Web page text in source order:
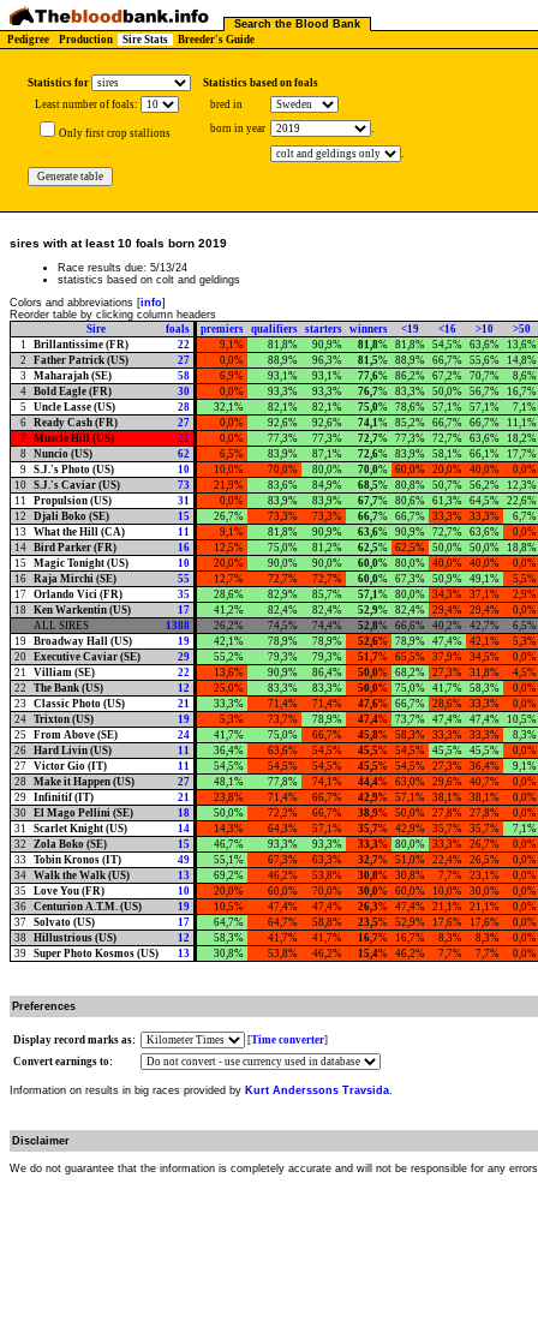
Search the Blood Bank
Pedigree
Production Sire Stats Breeder's Guide
Statistics for
Statistics based on foals
Least number of foals:
bred in
Only first crop stallions born in year .
.
sires with at least 10 foals born 2019
Race results due: 5/13/24
statistics based on colt and geldings
Colors and abbreviations [info]
Reorder table by clicking column headers
Sire
foals premiers qualifiers starters winners <19 <16 >10
>50
1
Brillantissime (FR) 22 9,1% 81,8% 90,9% 81,8% 81,8% 54,5% 63,6%
13,6%
2
Father Patrick (US) 27 0,0% 88,9% 96,3% 81,5% 88,9% 66,7% 55,6%
14,8%
3
Maharajah (SE) 58 6,9% 93,1% 93,1% 77,6% 86,2% 67,2% 70,7%
8,6%
4 Bold Eagle (FR) 30 0,0% 93,3% 93,3% 76,7% 83,3% 50,0% 56,7%
16,7%
5
Uncle Lasse (US) 28 32,1% 82,1% 82,1% 75,0% 78,6% 57,1% 57,1%
7,1%
6 Ready Cash (FR) 27 0,0% 92,6% 92,6% 74,1% 85,2% 66,7% 66,7%
11,1%
7 Muscle Hill (US) 22 0,0% 77,3% 77,3% 72,7% 77,3% 72,7% 63,6%
18,2%
8
Nuncio (US) 62 6,5% 83,9% 87,1% 72,6% 83,9% 58,1% 66,1%
17,7%
9 S.J.'s Photo (US) 10 10,0% 70,0% 80,0% 70,0% 60,0% 20,0% 40,0%
0,0%
10 S.J.'s Caviar (US) 73 21,9% 83,6% 84,9% 68,5% 80,8% 50,7% 56,2%
12,3%
11
Propulsion (US) 31 0,0% 83,9% 83,9% 67,7% 80,6% 61,3% 64,5% 22,6%
12
Djali Boko (SE) 15 26,7% 73,3% 73,3% 66,7% 66,7% 33,3% 33,3%
6,7%
13
What the Hill (CA) 11 9,1% 81,8% 90,9% 63,6% 90,9% 72,7% 63,6%
0,0%
14 Bird Parker (FR) 16 12,5% 75,0% 81,2% 62,5% 62,5% 50,0% 50,0%
18,8%
15
Magic Tonight (US) 10 20,0% 90,0% 90,0% 60,0% 80,0% 40,0% 40,0%
0,0%
16 Raja Mirchi (SE) 55 12,7% 72,7% 72,7% 60,0% 67,3% 50,9% 49,1%
5,5%
17 Orlando Vici (FR) 35 28,6% 82,9% 85,7% 57,1% 80,0% 34,3% 37,1%
2,9%
18
Ken Warkentin (US) 17 41,2% 82,4% 82,4% 52,9% 82,4% 29,4% 29,4%
0,0%
ALL SIRES
1388 26,2% 74,5% 74,4% 52,8% 66,6% 40,2% 42,7%
6,5%
19 Broadway Hall (US) 19 42,1% 78,9% 78,9% 52,6% 78,9% 47,4% 42,1%
5,3%
20 Executive Caviar (SE) 29 55,2% 79,3% 79,3% 51,7% 65,5% 37,9% 34,5%
0,0%
21
Villiam (SE) 22 13,6% 90,9% 86,4% 50,0% 68,2% 27,3% 31,8%
4,5%
22
The Bank (US) 12 25,0% 83,3% 83,3% 50,0% 75,0% 41,7% 58,3%
0,0%
23
Classic Photo (US) 21 33,3% 71,4% 71,4% 47,6% 66,7% 28,6% 33,3%
0,0%
24 Trixton (US) 19 5,3% 73,7% 78,9% 47,4% 73,7% 47,4% 47,4%
10,5%
25
From Above (SE) 24 41,7% 75,0% 66,7% 45,8% 58,3% 33,3% 33,3%
8,3%
26 Hard Livin (US) 11 36,4% 63,6% 54,5% 45,5% 54,5% 45,5% 45,5%
0,0%
27 Victor Gio (IT) 11 54,5% 54,5% 54,5% 45,5% 54,5% 27,3% 36,4%
9,1%
28
Make it Happen (US) 27 48,1% 77,8% 74,1% 44,4% 63,0% 29,6% 40,7%
0,0%
29 Infinitif (IT) 21 23,8% 71,4% 66,7% 42,9% 57,1% 38,1% 38,1%
0,0%
30 El Mago Pellini (SE) 18 50,0% 72,2% 66,7% 38,9% 50,0% 27,8% 27,8%
0,0%
31
Scarlet Knight (US) 14 14,3% 64,3% 57,1% 35,7% 42,9% 35,7% 35,7%
7,1%
32
Zola Boko (SE) 15 46,7% 93,3% 93,3% 33,3% 80,0% 33,3% 26,7%
0,0%
33
Tobin Kronos (IT) 49 55,1% 67,3% 63,3% 32,7% 51,0% 22,4% 26,5%
0,0%
34 Walk the Walk (US) 13 69,2% 46,2% 53,8% 30,8% 30,8% 7,7% 23,1%
0,0%
35
Love You (FR) 10 20,0% 60,0% 70,0% 30,0% 60,0% 10,0% 30,0%
0,0%
36 Centurion A.T.M. (US) 19 10,5% 47,4% 47,4% 26,3% 47,4% 21,1% 21,1%
0,0%
37 Solvato (US) 17 64,7% 64,7% 58,8% 23,5% 52,9% 17,6% 17,6%
0,0%
38
Hillustrious (US) 12 58,3% 41,7% 41,7% 16,7% 16,7% 8,3% 8,3%
0,0%
39 Super Photo Kosmos (US) 13 30,8% 53,8% 46,2% 15,4% 46,2% 7,7% 7,7% 0,0%
Preferences
Display record marks as: [Time converter]
Convert earnings to:
Information on results in big races provided by Kurt Anderssons Travsida.
Disclaimer
We do not guarantee that the information is completely accurate and will not be responsible for any